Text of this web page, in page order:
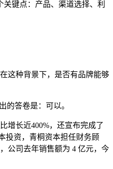
键点：产品、渠道选择、利
这种背景下，是否有品牌能够
的答卷是：可以。
增长近400%，还宣布完成了
投资，青桐资本担任财务顾
公司去年销售额为 4 亿元，今